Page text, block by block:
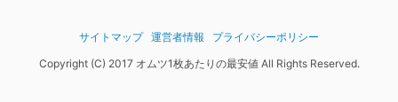
サイトマップ 運営者情報
プライバシーポリシー
Copyright (C) 2017 オムツ1枚あたりの最安値 All Rights Reserved.